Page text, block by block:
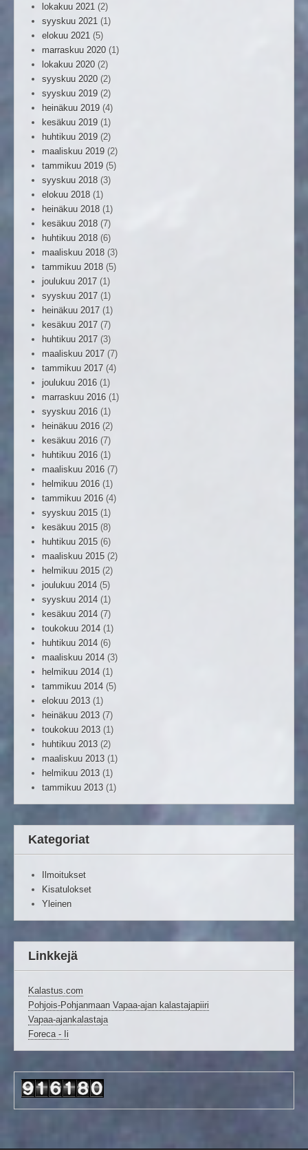
lokakuu 2021 (2)
syyskuu 2021 (1)
elokuu 2021 (5)
marraskuu 2020 (1)
lokakuu 2020 (2)
syyskuu 2020 (2)
syyskuu 2019 (2)
heinäkuu 2019 (4)
kesäkuu 2019 (1)
huhtikuu 2019 (2)
maaliskuu 2019 (2)
tammikuu 2019 (5)
syyskuu 2018 (3)
elokuu 2018 (1)
heinäkuu 2018 (1)
kesäkuu 2018 (7)
huhtikuu 2018 (6)
maaliskuu 2018 (3)
tammikuu 2018 (5)
joulukuu 2017 (1)
syyskuu 2017 (1)
heinäkuu 2017 (1)
kesäkuu 2017 (7)
huhtikuu 2017 (3)
maaliskuu 2017 (7)
tammikuu 2017 (4)
joulukuu 2016 (1)
marraskuu 2016 (1)
syyskuu 2016 (1)
heinäkuu 2016 (2)
kesäkuu 2016 (7)
huhtikuu 2016 (1)
maaliskuu 2016 (7)
helmikuu 2016 (1)
tammikuu 2016 (4)
syyskuu 2015 (1)
kesäkuu 2015 (8)
huhtikuu 2015 (6)
maaliskuu 2015 (2)
helmikuu 2015 (2)
joulukuu 2014 (5)
syyskuu 2014 (1)
kesäkuu 2014 (7)
toukokuu 2014 (1)
huhtikuu 2014 (6)
maaliskuu 2014 (3)
helmikuu 2014 (1)
tammikuu 2014 (5)
elokuu 2013 (1)
heinäkuu 2013 (7)
toukokuu 2013 (1)
huhtikuu 2013 (2)
maaliskuu 2013 (1)
helmikuu 2013 (1)
tammikuu 2013 (1)
Kategoriat
Ilmoitukset
Kisatulokset
Yleinen
Linkkejä
Kalastus.com
Pohjois-Pohjanmaan Vapaa-ajan kalastajapiiri
Vapaa-ajankalastaja
Foreca - Ii